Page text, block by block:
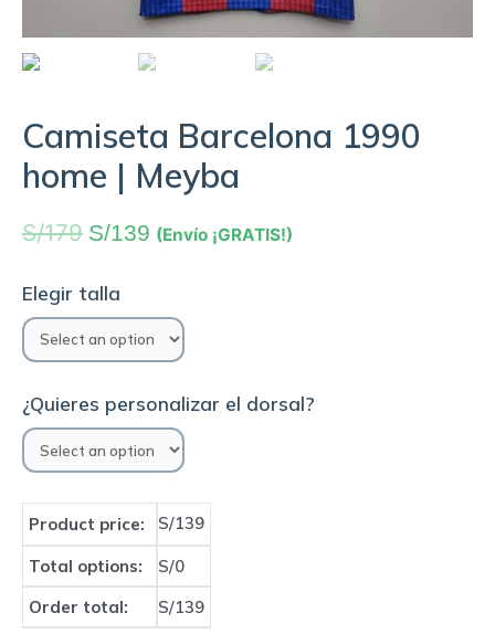
Camiseta Barcelona 1990
home | Meyba
S/179 S/139 (Envío ¡GRATIS!)
Elegir talla
¿Quieres personalizar el dorsal?
Product price: S/139
Total options:
S/0
Order total:
S/139